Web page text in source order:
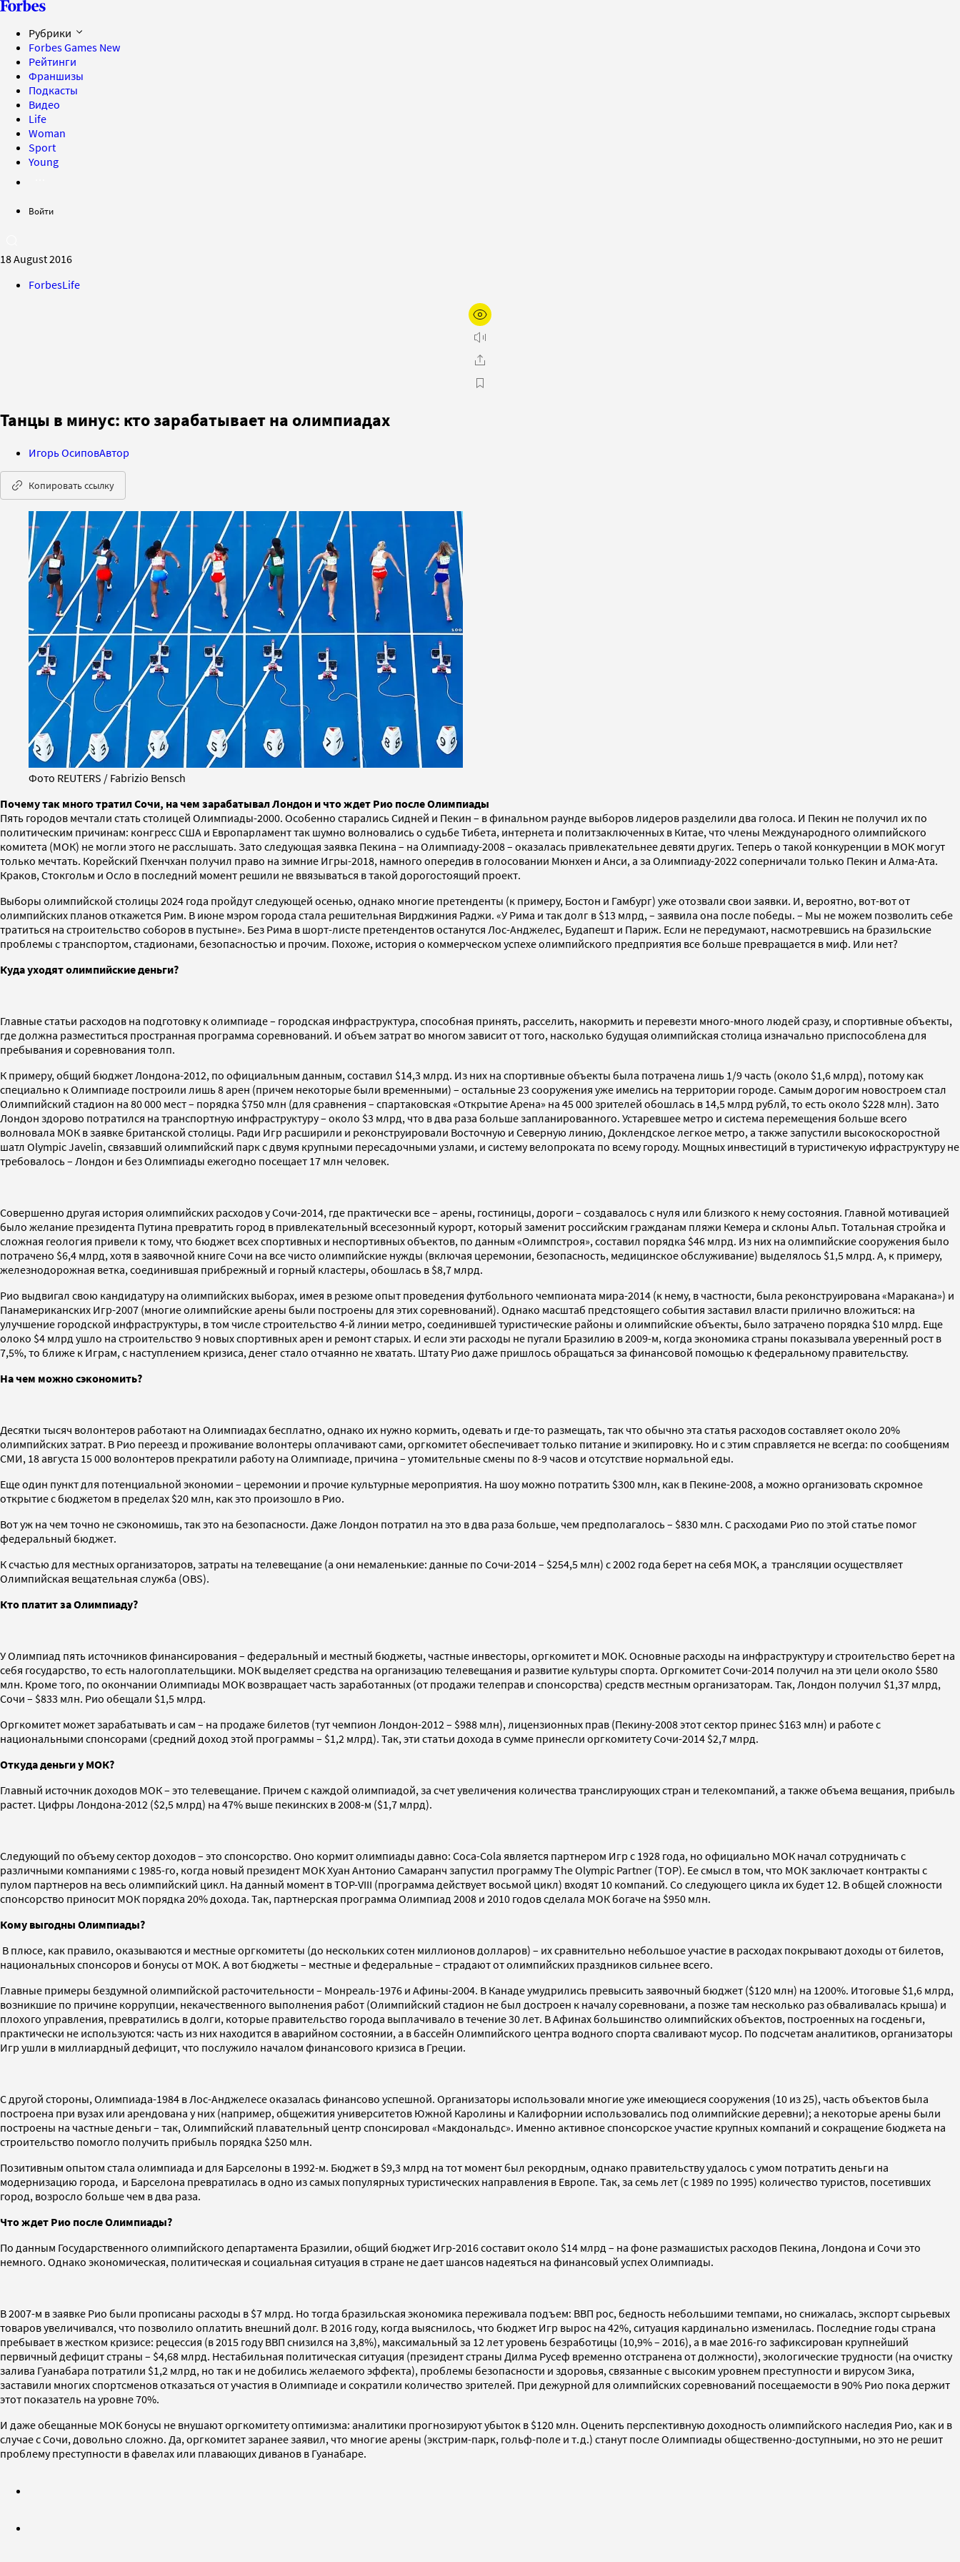
Рубрики
Forbes Games New
Рейтинги
Франшизы
Подкасты
Видео
Life
Woman
Sport
Young
Войти
18 August 2016
ForbesLife
Танцы в минус: кто зарабатывает на олимпиадах
Игорь ОсиповАвтор
Копировать ссылку
Фото REUTERS / Fabrizio Bensch
Почему так много тратил Сочи, на чем зарабатывал Лондон и что ждет Рио после Олимпиады
Пять городов мечтали стать столицей Олимпиады-2000. Особенно старались Сидней и Пекин – в финальном раунде выборов лидеров разделили два голоса. И Пекин не получил их по
политическим причинам: конгресс США и Европарламент так шумно волновались о судьбе Тибета, интернета и политзаключенных в Китае, что члены Международного олимпийского
комитета (МОК) не могли этого не расслышать. Зато следующая заявка Пекина – на Олимпиаду-2008 – оказалась привлекательнее девяти других. Теперь о такой конкуренции в МОК могут
только мечтать. Корейский Пхенчхан получил право на зимние Игры-2018, намного опередив в голосовании Мюнхен и Анси, а за Олимпиаду-2022 соперничали только Пекин и Алма-Ата.
Краков, Стокгольм и Осло в последний момент решили не ввязываться в такой дорогостоящий проект.
Выборы олимпийской столицы 2024 года пройдут следующей осенью, однако многие претенденты (к примеру, Бостон и Гамбург) уже отозвали свои заявки. И, вероятно, вот-вот от
олимпийских планов откажется Рим. В июне мэром города стала решительная Вирджиния Раджи. «У Рима и так долг в $13 млрд, – заявила она после победы. – Мы не можем позволить себе
тратиться на строительство соборов в пустыне». Без Рима в шорт-листе претендентов останутся Лос-Анджелес, Будапешт и Париж. Если не передумают, насмотревшись на бразильские
проблемы с транспортом, стадионами, безопасностью и прочим. Похоже, история о коммерческом успехе олимпийского предприятия все больше превращается в миф. Или нет?
Куда уходят олимпийские деньги?
Главные статьи расходов на подготовку к олимпиаде – городская инфраструктура, способная принять, расселить, накормить и перевезти много-много людей сразу, и спортивные объекты,
где должна разместиться пространная программа соревнований. И объем затрат во многом зависит от того, насколько будущая олимпийская столица изначально приспособлена для
пребывания и соревнования толп.
К примеру, общий бюджет Лондона-2012, по официальным данным, составил $14,3 млрд. Из них на спортивные объекты была потрачена лишь 1/9 часть (около $1,6 млрд), потому как
специально к Олимпиаде построили лишь 8 арен (причем некоторые были временными) – остальные 23 сооружения уже имелись на территории городе. Самым дорогим новостроем стал
Олимпийский стадион на 80 000 мест – порядка $750 млн (для сравнения – спартаковская «Открытие Арена» на 45 000 зрителей обошлась в 14,5 млрд рублй, то есть около $228 млн). Зато
Лондон здорово потратился на транспортную инфраструктуру – около $3 млрд, что в два раза больше запланированного. Устаревшее метро и система перемещения больше всего
волновала МОК в заявке британской столицы. Ради Игр расширили и реконструировали Восточную и Северную линию, Доклендское легкое метро, а также запустили высокоскоростной
шатл Olympic Javelin, связавший олимпийский парк с двумя крупными пересадочными узлами, и систему велопроката по всему городу. Мощных инвестиций в туристичекую ифраструктуру не
требовалось – Лондон и без Олимпиады ежегодно посещает 17 млн человек.
Совершенно другая история олимпийских расходов у Сочи-2014, где практически все – арены, гостиницы, дороги – создавалось с нуля или близкого к нему состояния. Главной мотивацией
было желание президента Путина превратить город в привлекательный всесезонный курорт, который заменит российским гражданам пляжи Кемера и склоны Альп. Тотальная стройка и
сложная геология привели к тому, что бюджет всех спортивных и неспортивных объектов, по данным «Олимпстроя», составил порядка $46 млрд. Из них на олимпийские сооружения было
потрачено $6,4 млрд, хотя в заявочной книге Сочи на все чисто олимпийские нужды (включая церемонии, безопасность, медицинское обслуживание) выделялось $1,5 млрд. А, к примеру,
железнодорожная ветка, соединившая прибрежный и горный кластеры, обошлась в $8,7 млрд.
Рио выдвигал свою кандидатуру на олимпийских выборах, имея в резюме опыт проведения футбольного чемпионата мира-2014 (к нему, в частности, была реконструирована «Маракана») и
Панамериканских Игр-2007 (многие олимпийские арены были построены для этих соревнований). Однако масштаб предстоящего события заставил власти прилично вложиться: на
улучшение городской инфраструктуры, в том числе строительство 4-й линии метро, соединившей туристические районы и олимпийские объекты, было затрачено порядка $10 млрд. Еще
олоко $4 млрд ушло на строительство 9 новых спортивных арен и ремонт старых. И если эти расходы не пугали Бразилию в 2009-м, когда экономика страны показывала уверенный рост в
7,5%, то ближе к Играм, с наступлением кризиса, денег стало отчаянно не хватать. Штату Рио даже пришлось обращаться за финансовой помощью к федеральному правительству.
На чем можно сэкономить?
Десятки тысяч волонтеров работают на Олимпиадах бесплатно, однако их нужно кормить, одевать и где-то размещать, так что обычно эта статья расходов составляет около 20%
олимпийских затрат. В Рио переезд и проживание волонтеры оплачивают сами, оргкомитет обеспечивает только питание и экипировку. Но и с этим справляется не всегда: по сообщениям
СМИ, 18 августа 15 000 волонтеров прекратили работу на Олимпиаде, причина – утомительные смены по 8-9 часов и отсутствие нормальной еды.
Еще один пункт для потенциальной экономии – церемонии и прочие культурные мероприятия. На шоу можно потратить $300 млн, как в Пекине-2008, а можно организовать скромное
открытие с бюджетом в пределах $20 млн, как это произошло в Рио.
Вот уж на чем точно не сэкономишь, так это на безопасности. Даже Лондон потратил на это в два раза больше, чем предполагалось – $830 млн. С расходами Рио по этой статье помог
федеральный бюджет.
К счастью для местных организаторов, затраты на телевещание (а они немаленькие: данные по Сочи-2014 – $254,5 млн) с 2002 года берет на себя МОК, а трансляции осуществляет
Олимпийская вещательная служба (OBS).
Кто платит за Олимпиаду?
У Олимпиад пять источников финансирования – федеральный и местный бюджеты, частные инвесторы, оргкомитет и МОК. Основные расходы на инфраструктуру и строительство берет на
себя государство, то есть налогоплательщики. МОК выделяет средства на организацию телевещания и развитие культуры спорта. Оргкомитет Сочи-2014 получил на эти цели около $580
млн. Кроме того, по окончании Олимпиады МОК возвращает часть заработанных (от продажи телеправ и спонсорства) средств местным организаторам. Так, Лондон получил $1,37 млрд,
Сочи – $833 млн. Рио обещали $1,5 млрд.
Оргкомитет может зарабатывать и сам – на продаже билетов (тут чемпион Лондон-2012 – $988 млн), лицензионных прав (Пекину-2008 этот сектор принес $163 млн) и работе с
национальными спонсорами (средний доход этой программы – $1,2 млрд). Так, эти статьи дохода в сумме принесли оргкомитету Сочи-2014 $2,7 млрд.
Откуда деньги у МОК?
Главный источник доходов МОК – это телевещание. Причем с каждой олимпиадой, за счет увеличения количества транслирующих стран и телекомпаний, а также объема вещания, прибыль
растет. Цифры Лондона-2012 ($2,5 млрд) на 47% выше пекинских в 2008-м ($1,7 млрд).
Следующий по объему сектор доходов – это спонсорство. Оно кормит олимпиады давно: Coca-Cola является партнером Игр с 1928 года, но официально МОК начал сотрудничать с
различными компаниями с 1985-го, когда новый президент МОК Хуан Антонио Самаранч запустил программу The Olympic Partner (TOP). Ее смысл в том, что МОК заключает контракты с
пулом партнеров на весь олимпийский цикл. На данный момент в TOP-VIII (программа действует восьмой цикл) входят 10 компаний. Со следующего цикла их будет 12. В общей сложности
спонсорство приносит МОК порядка 20% дохода. Так, партнерская программа Олимпиад 2008 и 2010 годов сделала МОК богаче на $950 млн.
Кому выгодны Олимпиады?
В плюсе, как правило, оказываются и местные оргкомитеты (до нескольких сотен миллионов долларов) – их сравнительно небольшое участие в расходах покрывают доходы от билетов,
национальных спонсоров и бонусы от МОК. А вот бюджеты – местные и федеральные – страдают от олимпийских праздников сильнее всего.
Главные примеры бездумной олимпийской расточительности – Монреаль-1976 и Афины-2004. В Канаде умудрились превысить заявочный бюджет ($120 млн) на 1200%. Итоговые $1,6 млрд,
возникшие по причине коррупции, некачественного выполнения работ (Олимпийский стадион не был достроен к началу соревновани, а позже там несколько раз обваливалась крыша) и
плохого управления, превратились в долги, которые правительство города выплачивало в течение 30 лет. В Афинах большинство олимпийских объектов, построенных на госденьги,
практически не используются: часть из них находится в аварийном состоянии, а в бассейн Олимпийского центра водного спорта сваливают мусор. По подсчетам аналитиков, организаторы
Игр ушли в миллиардный дефицит, что послужило началом финансового кризиса в Греции.
С другой стороны, Олимпиада-1984 в Лос-Анджелесе оказалась финансово успешной. Организаторы использовали многие уже имеющиеся сооружения (10 из 25), часть объектов была
построена при вузах или арендована у них (например, общежития университетов Южной Каролины и Калифорнии использовались под олимпийские деревни); а некоторые арены были
построены на частные деньги – так, Олимпийский плавательный центр спонсировал «Макдональдс». Именно активное спонсорское участие крупных компаний и сокращение бюджета на
строительство помогло получить прибыль порядка $250 млн.
Позитивным опытом стала олимпиада и для Барселоны в 1992-м. Бюджет в $9,3 млрд на тот момент был рекордным, однако правительству удалось с умом потратить деньги на
модернизацию города, и Барселона превратилась в одно из самых популярных туристических направления в Европе. Так, за семь лет (с 1989 по 1995) количество туристов, посетивших
город, возросло больше чем в два раза.
Что ждет Рио после Олимпиады?
По данным Государственного олимпийского департамента Бразилии, общий бюджет Игр-2016 составит около $14 млрд – на фоне размашистых расходов Пекина, Лондона и Сочи это
немного. Однако экономическая, политическая и социальная ситуация в стране не дает шансов надеяться на финансовый успех Олимпиады.
В 2007-м в заявке Рио были прописаны расходы в $7 млрд. Но тогда бразильская экономика переживала подъем: ВВП рос, бедность небольшими темпами, но снижалась, экспорт сырьевых
товаров увеличивался, что позволило оплатить внешний долг. В 2016 году, когда выяснилось, что бюджет Игр вырос на 42%, ситуация кардинально изменилась. Последние годы страна
пребывает в жестком кризисе: рецессия (в 2015 году ВВП снизился на 3,8%), максимальный за 12 лет уровень безработицы (10,9% – 2016), а в мае 2016-го зафиксирован крупнейший
первичный дефицит страны – $4,68 млрд. Нестабильная политическая ситуация (президент страны Дилма Русеф временно отстранена от должности), экологические трудности (на очистку
залива Гуанабара потратили $1,2 млрд, но так и не добились желаемого эффекта), проблемы безопасности и здоровья, связанные с высоким уровнем преступности и вирусом Зика,
заставили многих спортсменов отказаться от участия в Олимпиаде и сократили количество зрителей. При дежурной для олимпийских соревнований посещаемости в 90% Рио пока держит
этот показатель на уровне 70%.
И даже обещанные МОК бонусы не внушают оргкомитету оптимизма: аналитики прогнозируют убыток в $120 млн. Оценить перспективную доходность олимпийского наследия Рио, как и в
случае с Сочи, довольно сложно. Да, оргкомитет заранее заявил, что многие арены (экстрим-парк, гольф-поле и т.д.) станут после Олимпиады общественно-доступными, но это не решит
проблему преступности в фавелах или плавающих диванов в Гуанабаре.